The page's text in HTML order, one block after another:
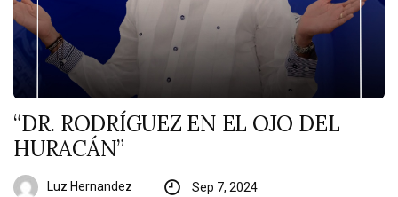
“DR. RODRÍGUEZ EN EL OJO DEL
HURACÁN”
Luz Hernandez Sep 7, 2024